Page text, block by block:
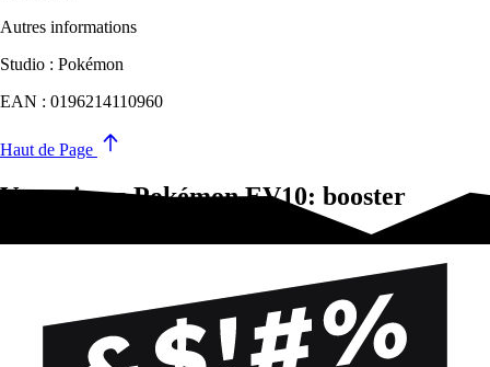
Autres informations
Studio : Pokémon
EAN : 0196214110960
Haut de Page
Vous aimez Pokémon EV10: booster